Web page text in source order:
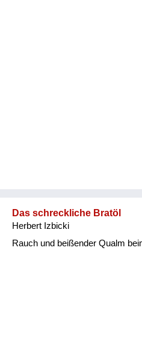
Das schreckliche Bratöl
Herbert Izbicki
Rauch und beißender Qualm